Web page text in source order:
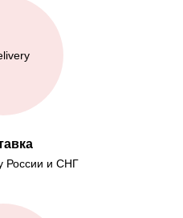
России и СНГ